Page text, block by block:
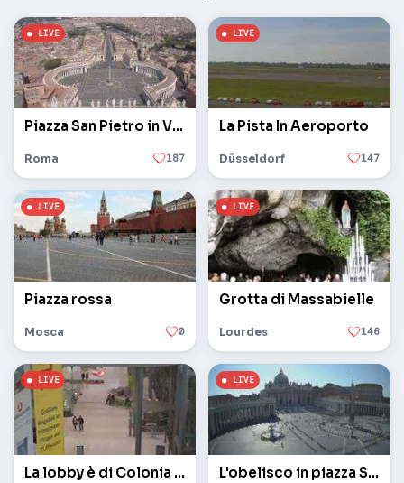
Piazza San Pietro in Vaticano
Roma 187
La Pista In Aeroporto
Düsseldorf 147
Piazza rossa
Mosca 0
Grotta di Massabielle
Lourdes 146
La lobby è di Colonia / Bonn L'obelisco in piazza San Pietro in Vaticano